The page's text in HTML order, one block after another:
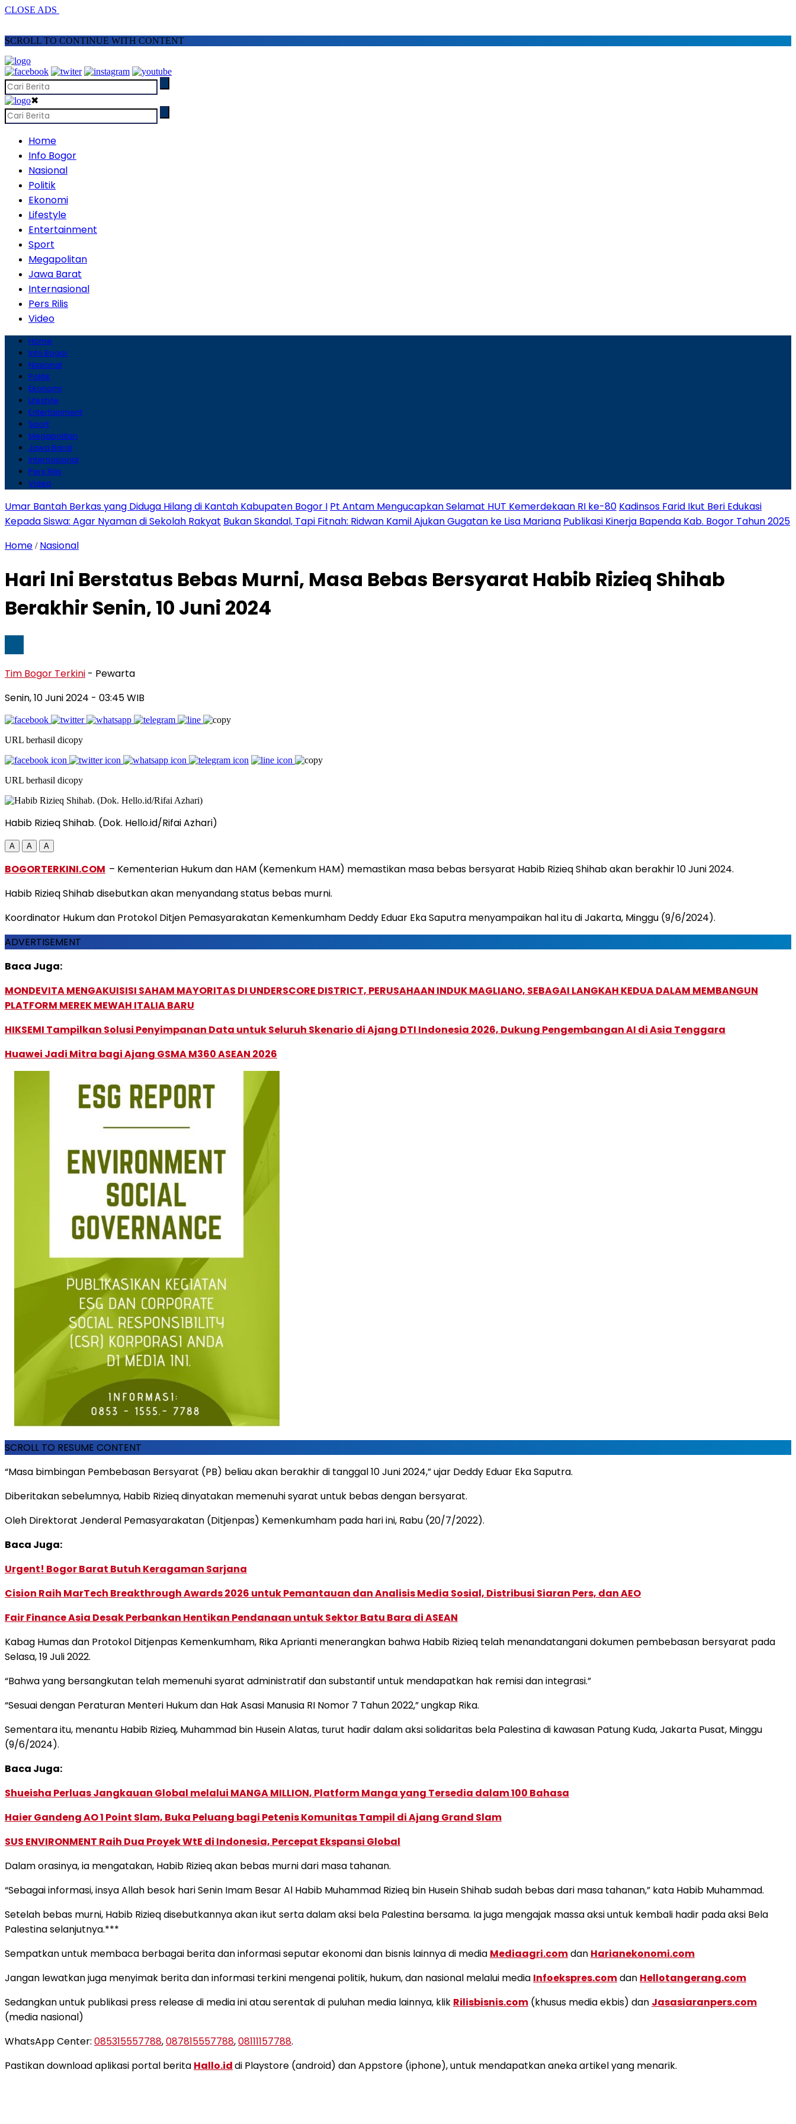
CLOSE ADS
SCROLL TO CONTINUE WITH CONTENT
✖
Home
Info Bogor
Nasional
Politik
Ekonomi
Lifestyle
Entertainment
Sport
Megapolitan
Jawa Barat
Internasional
Pers Rilis
Video
Home
Info Bogor
Nasional
Politik
Ekonomi
Lifestyle
Entertainment
Sport
Megapolitan
Jawa Barat
Internasional
Pers Rilis
Video
Umar Bantah Berkas yang Diduga Hilang di Kantah Kabupaten Bogor I Pt Antam Mengucapkan Selamat HUT Kemerdekaan RI ke-80 Kadinsos Farid Ikut Beri Edukasi
Kepada Siswa: Agar Nyaman di Sekolah Rakyat Bukan Skandal, Tapi Fitnah: Ridwan Kamil Ajukan Gugatan ke Lisa Mariana Publikasi Kinerja Bapenda Kab. Bogor Tahun 2025
Home / Nasional
Hari Ini Berstatus Bebas Murni, Masa Bebas Bersyarat Habib Rizieq Shihab
Berakhir Senin, 10 Juni 2024
Tim Bogor Terkini - Pewarta
Senin, 10 Juni 2024 - 03:45 WIB
URL berhasil dicopy
URL berhasil dicopy
Habib Rizieq Shihab. (Dok. Hello.id/Rifai Azhari)
A A A
BOGORTERKINI.COM – Kementerian Hukum dan HAM (Kemenkum HAM) memastikan masa bebas bersyarat Habib Rizieq Shihab akan berakhir 10 Juni 2024.
Habib Rizieq Shihab disebutkan akan menyandang status bebas murni.
Koordinator Hukum dan Protokol Ditjen Pemasyarakatan Kemenkumham Deddy Eduar Eka Saputra menyampaikan hal itu di Jakarta, Minggu (9/6/2024).
ADVERTISEMENT
Baca Juga:
MONDEVITA MENGAKUISISI SAHAM MAYORITAS DI UNDERSCORE DISTRICT, PERUSAHAAN INDUK MAGLIANO, SEBAGAI LANGKAH KEDUA DALAM MEMBANGUN
PLATFORM MEREK MEWAH ITALIA BARU
HIKSEMI Tampilkan Solusi Penyimpanan Data untuk Seluruh Skenario di Ajang DTI Indonesia 2026, Dukung Pengembangan AI di Asia Tenggara
Huawei Jadi Mitra bagi Ajang GSMA M360 ASEAN 2026
SCROLL TO RESUME CONTENT
“Masa bimbingan Pembebasan Bersyarat (PB) beliau akan berakhir di tanggal 10 Juni 2024,” ujar Deddy Eduar Eka Saputra.
Diberitakan sebelumnya, Habib Rizieq dinyatakan memenuhi syarat untuk bebas dengan bersyarat.
Oleh Direktorat Jenderal Pemasyarakatan (Ditjenpas) Kemenkumham pada hari ini, Rabu (20/7/2022).
Baca Juga:
Urgent! Bogor Barat Butuh Keragaman Sarjana
Cision Raih MarTech Breakthrough Awards 2026 untuk Pemantauan dan Analisis Media Sosial, Distribusi Siaran Pers, dan AEO
Fair Finance Asia Desak Perbankan Hentikan Pendanaan untuk Sektor Batu Bara di ASEAN
Kabag Humas dan Protokol Ditjenpas Kemenkumham, Rika Aprianti menerangkan bahwa Habib Rizieq telah menandatangani dokumen pembebasan bersyarat pada
Selasa, 19 Juli 2022.
“Bahwa yang bersangkutan telah memenuhi syarat administratif dan substantif untuk mendapatkan hak remisi dan integrasi.”
“Sesuai dengan Peraturan Menteri Hukum dan Hak Asasi Manusia RI Nomor 7 Tahun 2022,” ungkap Rika.
Sementara itu, menantu Habib Rizieq, Muhammad bin Husein Alatas, turut hadir dalam aksi solidaritas bela Palestina di kawasan Patung Kuda, Jakarta Pusat, Minggu
(9/6/2024).
Baca Juga:
Shueisha Perluas Jangkauan Global melalui MANGA MILLION, Platform Manga yang Tersedia dalam 100 Bahasa
Haier Gandeng AO 1 Point Slam, Buka Peluang bagi Petenis Komunitas Tampil di Ajang Grand Slam
SUS ENVIRONMENT Raih Dua Proyek WtE di Indonesia, Percepat Ekspansi Global
Dalam orasinya, ia mengatakan, Habib Rizieq akan bebas murni dari masa tahanan.
“Sebagai informasi, insya Allah besok hari Senin Imam Besar Al Habib Muhammad Rizieq bin Husein Shihab sudah bebas dari masa tahanan,” kata Habib Muhammad.
Setelah bebas murni, Habib Rizieq disebutkannya akan ikut serta dalam aksi bela Palestina bersama. Ia juga mengajak massa aksi untuk kembali hadir pada aksi Bela
Palestina selanjutnya.***
Sempatkan untuk membaca berbagai berita dan informasi seputar ekonomi dan bisnis lainnya di media Mediaagri.comdan Harianekonomi.com
Jangan lewatkan juga menyimak berita dan informasi terkini mengenai politik, hukum, dan nasional melalui media Infoekspres.comdan Hellotangerang.com
Sedangkan untuk publikasi press release di media ini atau serentak di puluhan media lainnya, klik Rilisbisnis.com (khusus media ekbis) dan Jasasiaranpers.com
(media nasional)
WhatsApp Center: 085315557788,087815557788,08111157788.
Pastikan download aplikasi portal berita Hallo.iddi Playstore (android) dan Appstore (iphone), untuk mendapatkan aneka artikel yang menarik.